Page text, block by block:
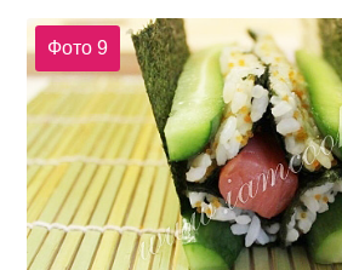
Фото 9